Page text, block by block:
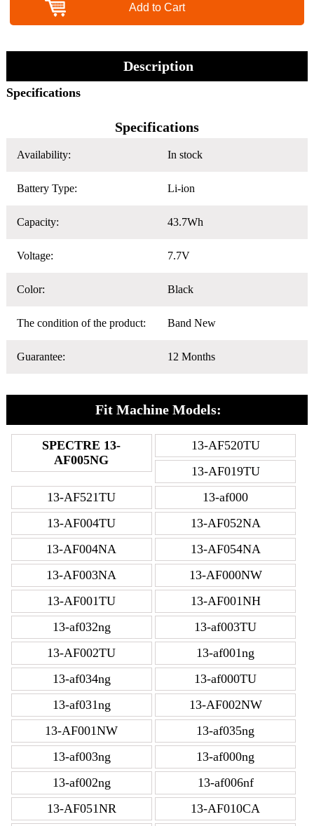
Add to Cart
Description
Specifications
Specifications
Availability: In stock
Battery Type: Li-ion
Capacity: 43.7Wh
Voltage: 7.7V
Color: Black
The condition of the product: Band New
Guarantee: 12 Months
Fit Machine Models:
SPECTRE 13-
AF005NG
13-AF520TU
13-AF019TU
13-AF521TU
13-af000
13-AF004TU
13-AF052NA
13-AF004NA
13-AF054NA
13-AF003NA
13-AF000NW
13-AF001TU
13-AF001NH
13-af032ng
13-af003TU
13-AF002TU
13-af001ng
13-af034ng
13-af000TU
13-af031ng
13-AF002NW
13-AF001NW
13-af035ng
13-af003ng
13-af000ng
13-af002ng
13-af006nf
13-AF051NR
13-AF010CA